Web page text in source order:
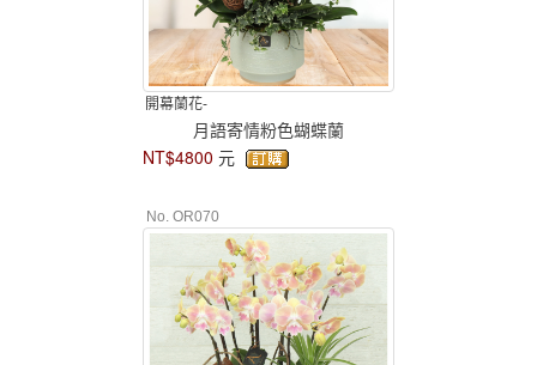
開幕蘭花-
月語寄情粉色蝴蝶蘭
NT$4800 元
No. OR070